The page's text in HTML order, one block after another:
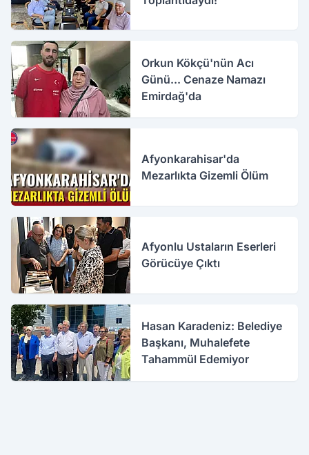
Orkun Kökçü'nün Acı
Günü... Cenaze Namazı
Emirdağ'da
Afyonkarahisar'da
Mezarlıkta Gizemli Ölüm
Afyonlu Ustaların Eserleri
Görücüye Çıktı
Hasan Karadeniz: Belediye
Başkanı, Muhalefete
Tahammül Edemiyor